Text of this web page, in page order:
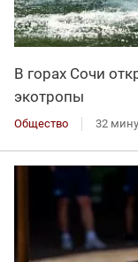
В горах Сочи
экотропы
Общество 32